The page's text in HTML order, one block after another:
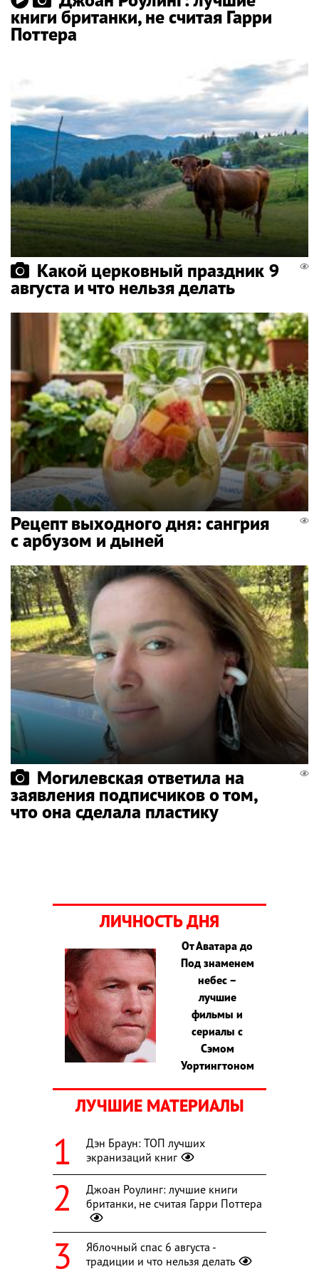
книги британки, не считая Гарри
Поттера
Какой церковный праздник 9
августа и что нельзя делать
Рецепт выходного дня: сангрия
с арбузом и дыней
Могилевская ответила на
заявления подписчиков о том,
что она сделала пластику
ЛИЧНОСТЬ ДНЯ
От Аватара до
Под знаменем
небес –
лучшие
фильмы и
сериалы с
Сэмом
Уортингтоном
ЛУЧШИЕ МАТЕРИАЛЫ
Дэн Браун: ТОП лучших
экранизаций книг
Джоан Роулинг: лучшие книги
британки, не считая Гарри Поттера
Яблочный спас 6 августа -
традиции и что нельзя делать